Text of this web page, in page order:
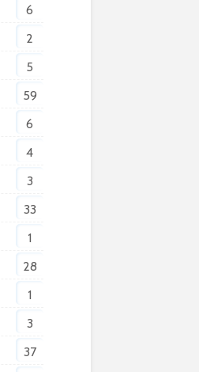
6
2
5
59
6
4
3
33
1
28
1
3
37